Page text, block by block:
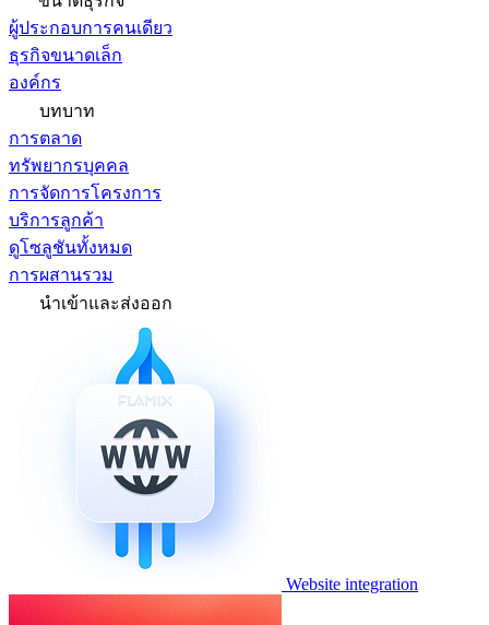
ผู้ประกอบการคนเดียว
ธุรกิจขนาดเล็ก
องค์กร
บทบาท
การตลาด
ทรัพยากรบุคคล
การจัดการโครงการ
บริการลูกค้า
ดูโซลูชันทั้งหมด
การผสานรวม
นำเข้าและส่งออก
Website integration